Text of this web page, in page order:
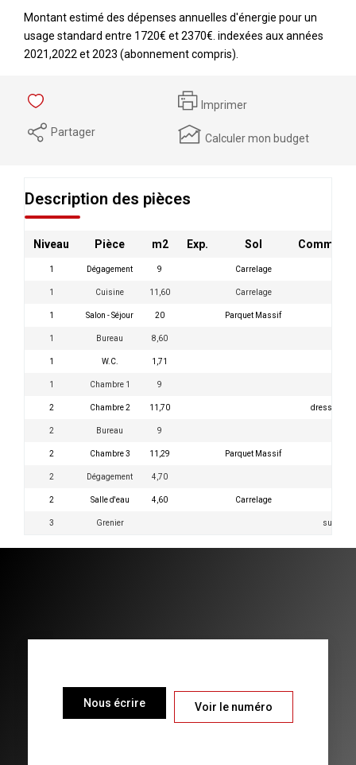
Montant estimé des dépenses annuelles d'énergie pour un
usage standard entre 1720€ et 2370€. indexées aux années
2021,2022 et 2023 (abonnement compris).
Imprimer
Partager Calculer mon budget
Description des pièces
Niveau Pièce m2 Exp. Sol
1 Dégagement 9 Carrelage
1 Cuisine 11,60 Carrelage
1 Salon - Séjour 20 Parquet Massif
1 Bureau 8,60
1 W.C. 1,71
1 Chambre 1 9
2 Chambre 2 11,70 dressing
2 Bureau 9
2 Chambre 3 11,29 Parquet Massif
2 Dégagement 4,70
2 Salle d'eau 4,60 Carrelage
3 Grenier su20m2
Nous écrire Voir le numéro